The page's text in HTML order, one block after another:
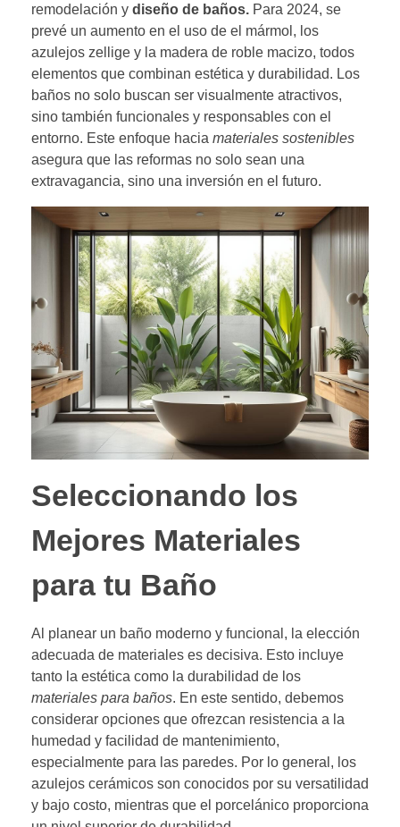
remodelación y diseño de baños. Para 2024, se
prevé un aumento en el uso de el mármol, los
azulejos zellige y la madera de roble macizo, todos
elementos que combinan estética y durabilidad. Los
baños no solo buscan ser visualmente atractivos,
sino también funcionales y responsables con el
entorno. Este enfoque hacia materiales sostenibles
asegura que las reformas no solo sean una
extravagancia, sino una inversión en el futuro.
Seleccionando los
Mejores Materiales
para tu Baño
Al planear un baño moderno y funcional, la elección
adecuada de materiales es decisiva. Esto incluye
tanto la estética como la durabilidad de los
materiales para baños. En este sentido, debemos
considerar opciones que ofrezcan resistencia a la
humedad y facilidad de mantenimiento,
especialmente para las paredes. Por lo general, los
azulejos cerámicos son conocidos por su versatilidad
y bajo costo, mientras que el porcelánico proporciona